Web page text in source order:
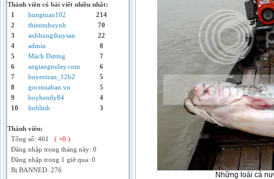
Thành viên có bài viết nhiều nhất:
1
hungtuan102
214
2
thientuhuynh
70
3
anhhungthuysan
22
4
admin
8
5
Mách Dương
7
6
angiangtoday.com
6
7
huyentran_12b2
5
8
gocmuaban.vn
5
9
boyhendy84
4
10
linhlinh 3
Thành viên:
Tổng số: 461 ( +0 )
Đăng nhập trong tháng này: 0
Đăng nhập trong 1 giờ qua: 0
Bị BANNED: 276
Những loài cá